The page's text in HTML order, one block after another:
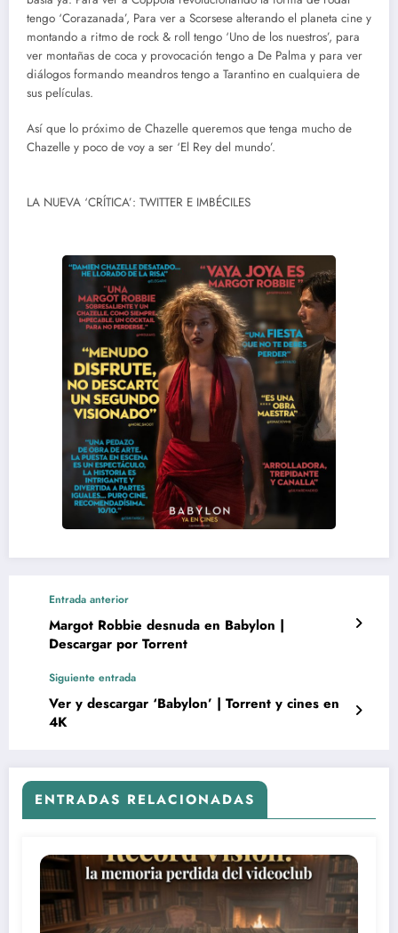
tengo ‘Corazanada’, Para ver a Scorsese alterando el planeta cine y
montando a ritmo de rock & roll tengo ‘Uno de los nuestros’, para
ver montañas de coca y provocación tengo a De Palma y para ver
diálogos formando meandros tengo a Tarantino en cualquiera de
sus películas.
Así que lo próximo de Chazelle queremos que tenga mucho de
Chazelle y poco de voy a ser ‘El Rey del mundo’.
LA NUEVA ‘CRÍTICA’: TWITTER E IMBÉCILES
Entrada anterior
Margot Robbie desnuda en Babylon |
Descargar por Torrent
Siguiente entrada
Ver y descargar ‘Babylon’ | Torrent y cines en
4K
ENTRADAS RELACIONADAS